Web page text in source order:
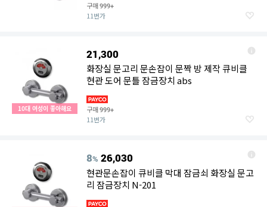
구매999+
11번가
10대 여성이 좋아해요
21,300
화장실 문고리 문손잡이 문짝 방 제작 큐비클
현관 도어 문틀 잠금장치 abs
구매999+
11번가
8% 26,030
현관문손잡이 큐비클 막대 잠금쇠 화장실 문고
리 잠금장치 N-201